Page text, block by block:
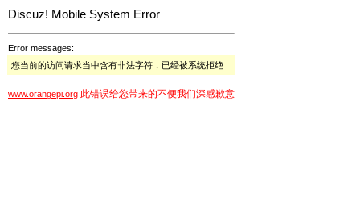
Discuz! Mobile System Error
Error messages:
您当前的访问请求当中含有非法字符，已经被系统拒绝
www.orangepi.org 此错误给您带来的不便我们深感歉意